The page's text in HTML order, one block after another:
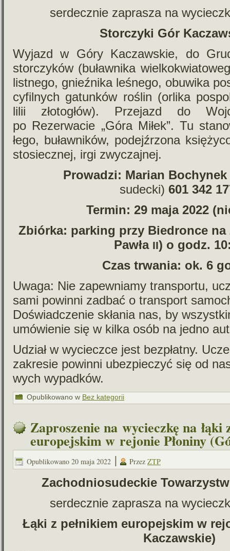
ser­decz­nie zapra­sza na
Storczyki Gór
Wyjazd w Góry Kaczawskie, do
stor­czy­ków (buław­nika
list­nego, gnieź­nika leśnego, obu­wika
cy­fil­nych gatun­ków roślin (orlika
lilii zło­to­głów). Przejazd do
po Rezerwacie „Góra Miłek”. Tu
łego, buław­ni­ków, podej­źrzona
sto­siecz­nej, irgi zwyczajnej.
Prowadzi: Marian
sudecki) 601 342
Termin: 29 maja 2022
Zbiórka: par­king przy Biedronce na
Pawła II) o godz.
Czas trwa­nia: ok. 6
Uwaga: Nie zapew­niamy trans­portu,
sami powinni zadbać o trans­port
Doświadczenie skła­nia nas, by
umó­wie­nie się w kilka osób na jedno
Udział w wycieczce jest bez­płatny.
zakre­sie powinni ubez­pie­czyć się od
wych wypadków.
Opublikowano w Bez kategorii
Zaproszenie na wycieczkę na łąki
europejskim w rejonie Płoniny
Opublikowano 20 maja 2022 | Przez ZTP
Zachodniosudeckie
ser­decz­nie zapra­sza na
Łąki z peł­ni­kiem euro­pej­skim w
Kaczawskie)